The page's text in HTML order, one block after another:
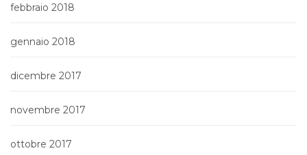
febbraio 2018
gennaio 2018
dicembre 2017
novembre 2017
ottobre 2017